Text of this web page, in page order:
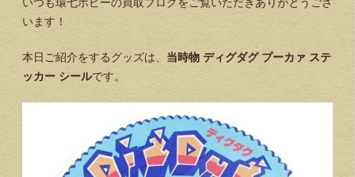
います！
本日ご紹介をするグッズは、 当時物 ディグダグ プーカァ ステ
ッカー シールです。